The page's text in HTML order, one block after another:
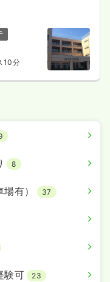
10分
8
有） 37
験可 23